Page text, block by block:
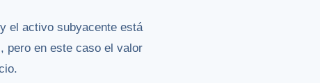
el activo subyacente está
, pero en este caso el valor